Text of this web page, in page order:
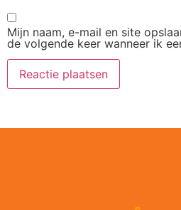
Mijn naam, e-mail en site
de volgende keer wanneer ik